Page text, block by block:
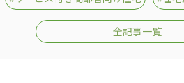
全記事一覧